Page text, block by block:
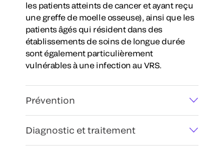
les patients atteints de cancer et ayant reçu
une greffe de moelle osseuse), ainsi que les
patients âgés qui résident dans des
établissements de soins de longue durée
sont également particulièrement
vulnérables à une infection au VRS.
Prévention
Diagnostic et traitement